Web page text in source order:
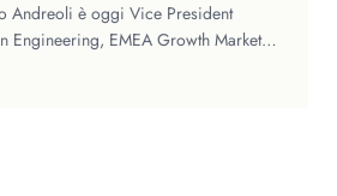
Andreoli è oggi Vice President
Engineering, EMEA Growth Markets